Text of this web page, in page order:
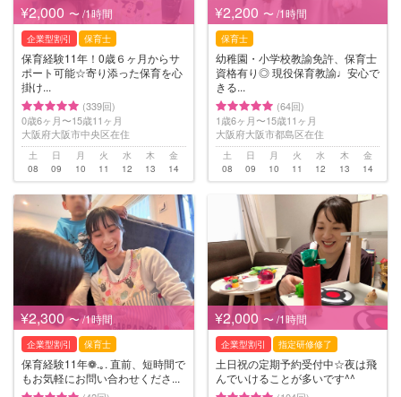
¥2,000 〜 /1時間
企業型割引 保育士
保育経験11年！0歳６ヶ月からサ
ポート可能☆寄り添った保育を心
掛け...
(339回)
0歳6ヶ月〜15歳11ヶ月
大阪府大阪市中央区在住
土
08
日
09
月
10
火
11
水
12
木
13
金
14
¥2,200 〜 /1時間
保育士
幼稚園・小学校教諭免許、保育士
資格有り◎ 現役保育教諭♩安心で
きる...
(64回)
1歳6ヶ月〜15歳11ヶ月
大阪府大阪市都島区在住
土
08
日
09
月
10
火
11
水
12
木
13
金
14
¥2,300 〜 /1時間
企業型割引 保育士
保育経験11年❁.｡. 直前、短時間で
もお気軽にお問い合わせくださ...
¥2,000 〜 /1時間
企業型割引 指定研修修了
土日祝の定期予約受付中☆夜は飛
んでいけることが多いです^^